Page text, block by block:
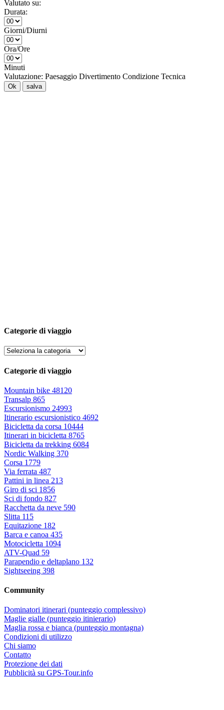
Valutato su:
Durata:
Giorni/Diurni
Ora/Ore
Minuti
Valutazione: Paesaggio Divertimento Condizione Tecnica
Ok salva
Categorie di viaggio
Categorie di viaggio
Mountain bike 48120
Transalp 865
Escursionismo 24993
Itinerario escursionistico 4692
Bicicletta da corsa 10444
Itinerari in bicicletta 8765
Bicicletta da trekking 6084
Nordic Walking 370
Corsa 1779
Via ferrata 487
Pattini in linea 213
Giro di sci 1856
Sci di fondo 827
Racchetta da neve 590
Slitta 115
Equitazione 182
Barca e canoa 435
Motocicletta 1094
ATV-Quad 59
Parapendio e deltaplano 132
Sightseeing 398
Community
Dominatori itinerari (punteggio complessivo)
Maglie gialle (punteggio itinierario)
Maglia rossa e bianca (punteggio montagna)
Condizioni di utilizzo
Chi siamo
Contatto
Protezione dei dati
Pubblicità su GPS-Tour.info